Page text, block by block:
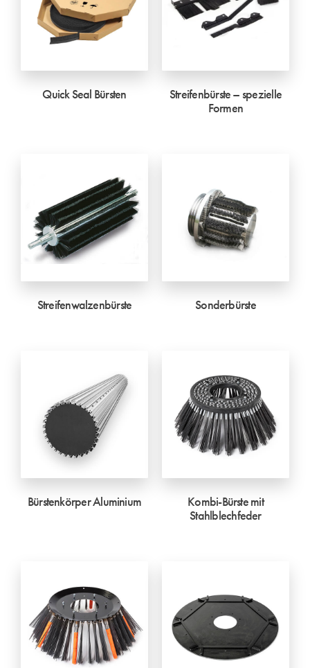
Quick Seal Bürsten
Streifenbürste – spezielle
Formen
Streifenwalzenbürste Sonderbürste
Bürstenkörper Aluminium
Kombi-Bürste mit
Stahlblechfeder